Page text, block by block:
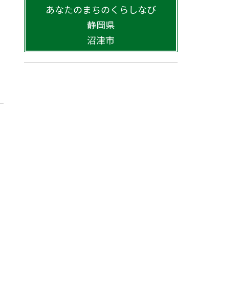
あなたのまちのくらしなび
静岡県
沼津市